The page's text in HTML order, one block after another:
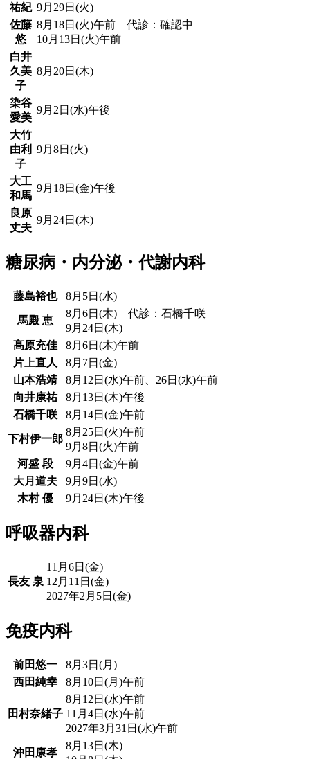
祐紀 9月29日(火)
佐藤
悠
8月18日(火)午前 代診：確認中
10月13日(火)午前
白井
久美
子
8月20日(木)
染谷
愛美
9月2日(水)午後
大竹
由利
子
9月8日(火)
大工
和馬
9月18日(金)午後
良原
丈夫
9月24日(木)
糖尿病・内分泌・代謝内科
藤島裕也 8月5日(水)
馬殿 恵
8月6日(木) 代診：石橋千咲
9月24日(木)
髙原充佳
8月6日(木)午前
片上直人
8月7日(金)
山本浩靖
8月12日(水)午前、26日(水)午前
向井康祐
8月13日(木)午後
石橋千咲
8月14日(金)午前
下村伊一郎
8月25日(火)午前
9月8日(火)午前
河盛 段
9月4日(金)午前
大月道夫
9月9日(水)
木村 優
9月24日(木)午後
呼吸器内科
長友 泉
11月6日(金)
12月11日(金)
2027年2月5日(金)
免疫内科
前田悠一
8月3日(月)
西田純幸
8月10日(月)午前
田村奈緒子
8月12日(水)午前
11月4日(水)午前
2027年3月31日(水)午前
沖田康孝
8月13日(木)